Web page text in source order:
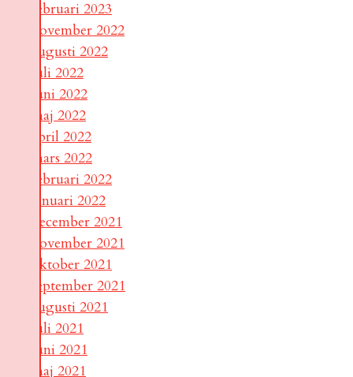
februari 2023
november 2022
augusti 2022
juli 2022
juni 2022
maj 2022
april 2022
mars 2022
februari 2022
januari 2022
december 2021
november 2021
oktober 2021
september 2021
augusti 2021
juli 2021
juni 2021
maj 2021